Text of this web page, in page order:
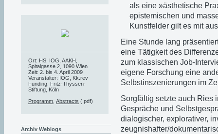
als eine »ästhetische
epistemischen und
Kunstfelder gilt es mit
Eine Stunde lang
eine Tätigkeit des
zum klassischen Job-
eigene Forschung eine
Selbstinszenierungen im
Sorgfältig setzte auch Ries
Gespräche und
dialogischer, explorativer,
zeugnishafter/
Ort: HS, IOG, AAKH,
Spitalgasse 2, 1090 Wien
Zeit: 2. bis 4. April 2009
Veranstalter: IOG, Kk.rev
Funding: Fritz-Thyssen-
Stiftung, Köln
Programm Abstracts (.pdf)
Archiv Weblogs